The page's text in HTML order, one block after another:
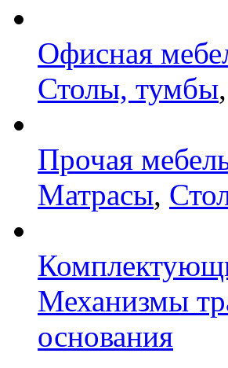
Офисная
Столы, тумбы,
Прочая
Матрасы,
Механизмы
основания